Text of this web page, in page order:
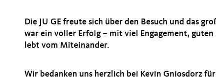
Die JU GE freute sich über den Besuch und das
war ein voller Erfolg – mit viel Engagement,
lebt vom Miteinander.
Wir bedanken uns herzlich bei Kevin Gniosdorz